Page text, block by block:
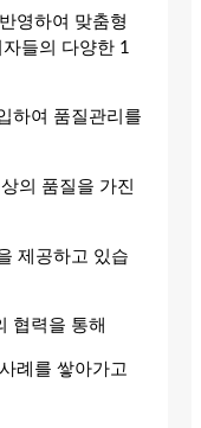
영하여 맞춤형
들의 다양한 1
하여 품질관리를
의 품질을 가진
제공하고 있습
협력을 통해
례를 쌓아가고